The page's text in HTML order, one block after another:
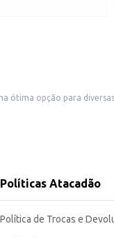
ótima opção para
Políticas Atacadão
Política de Trocas e